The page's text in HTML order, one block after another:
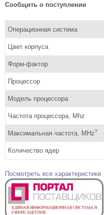
Сообщить о поступлении
Операционная система
Цвет корпуса
Форм-фактор
Процессор
Модель процессора
Частота процессора, Mhz
Максимальная частота, MHz?
Количество ядер
Посмотреть все характеристики